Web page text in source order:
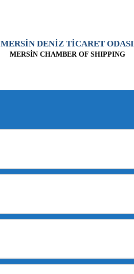
MERSİN DENİZ TİCARET ODASI
MERSİN CHAMBER OF SHIPPING